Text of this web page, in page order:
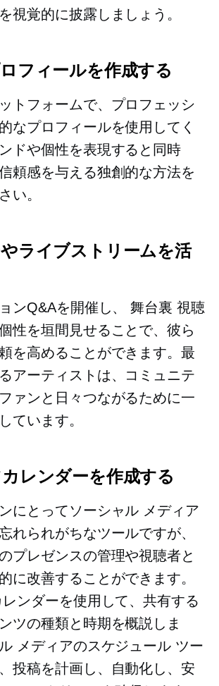
視覚的に披露しましょう。
フィールを作成する
トフォームで、プロフェッシ
なプロフィールを使用してく
ドや個性を表現すると同時
頼感を与える独創的な方法を
い。
ライブストリームを活
ンQ&Aを開催し、 舞台裏 視聴
性を垣間見せることで、彼ら
を高めることができます。最
アーティストは、コミュニテ
ァンと日々つながるために一
ています。
レンダーを作成する
にとってソーシャル メディア
れられがちなツールですが、
プレゼンスの管理や視聴者と
に改善することができます。
ンダーを使用して、共有する
ツの種類と時期を概説しま
メディアのスケジュール ツー
投稿を計画し、自動化し、安